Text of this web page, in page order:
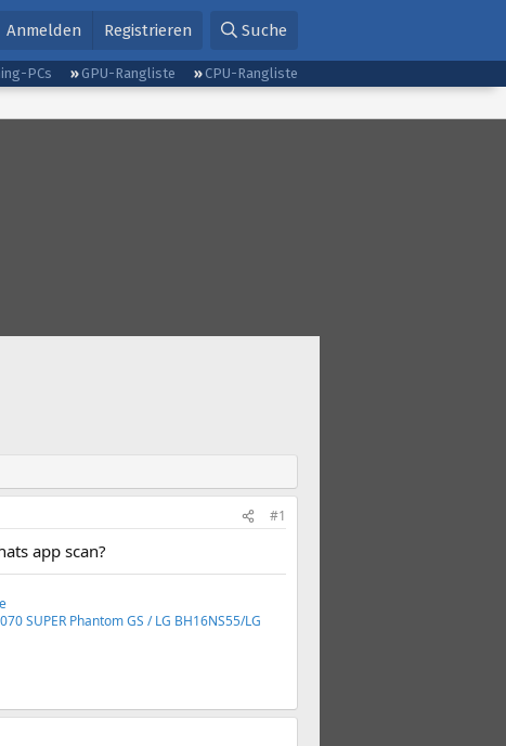
Anmelden Registrieren Suche
PCs GPU-Rangliste
CPU-Rangliste
#1
app scan?
SUPER Phantom GS / LG BH16NS55/LG